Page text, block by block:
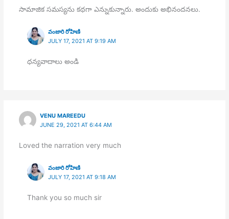
సామాజిక సమస్యను కథగా ఎన్నుకున్నారు. అందుకు అభినందనలు.
వంజారి రోహిణి
JULY 17, 2021 AT 9:19 AM
ధన్యవాదాలు అండి
VENU MAREEDU
JUNE 29, 2021 AT 6:44 AM
Loved the narration very much
వంజారి రోహిణి
JULY 17, 2021 AT 9:18 AM
Thank you so much sir